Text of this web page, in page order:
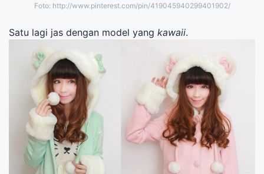
Foto: http://www.pinterest.com/pin/419045940299401902/
Satu lagi jas dengan model yang kawaii.